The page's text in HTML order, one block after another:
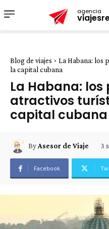
agencia
Blog de viajes
La Habana: los
la capital cubana
La Habana:
atractivos
capital cubana
ByAsesor de Viaje 3
Facebook